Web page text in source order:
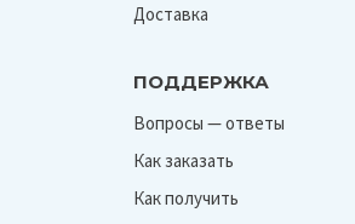
Доставка
ПОДДЕРЖКА
Вопросы — ответы
Как заказать
Как получить